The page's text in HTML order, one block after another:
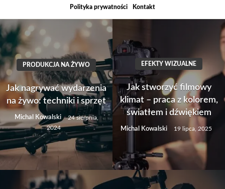
to
content
Polityka prywatności Kontakt
PRODUKCJA NA ŻYWO
Jak nagrywać wydarzenia
na żywo: techniki i sprzęt
Michal Kowalski
24 sierpnia,
2024
EFEKTY WIZUALNE
Jak stworzyć filmowy
klimat – praca z kolorem,
światłem i dźwiękiem
Michal Kowalski 19 lipca, 2025